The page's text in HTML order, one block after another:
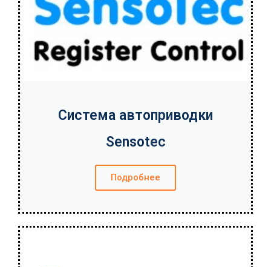
Система автоприводки
Sensotec
Подробнее